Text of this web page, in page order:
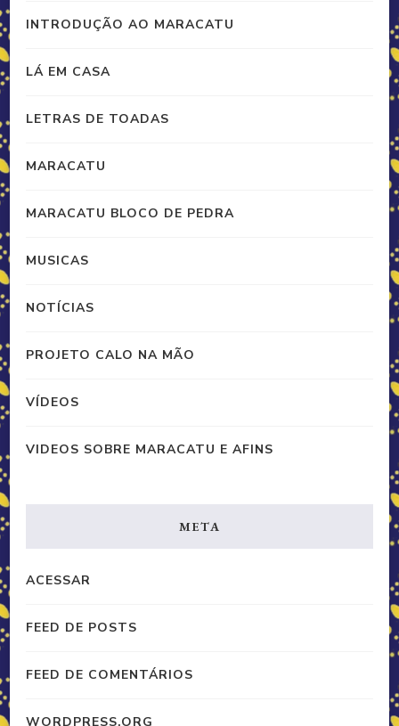
INTRODUÇÃO AO MARACATU
LÁ EM CASA
LETRAS DE TOADAS
MARACATU
MARACATU BLOCO DE PEDRA
MUSICAS
NOTÍCIAS
PROJETO CALO NA MÃO
VÍDEOS
VIDEOS SOBRE MARACATU E AFINS
META
ACESSAR
FEED DE POSTS
FEED DE COMENTÁRIOS
WORDPRESS.ORG